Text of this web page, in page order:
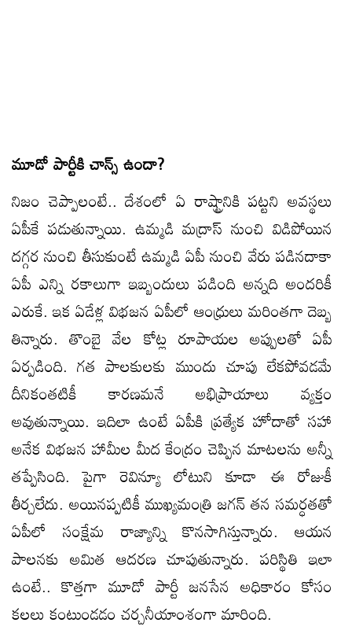
మూడో పార్టీకి చాన్స్ ఉందా?
నిజం చెప్పాలంటే.. దేశంలో ఏ రాష్ట్రానికి పట్టని అవస్థలు
ఏపీకే పడుతున్నాయి. ఉమ్మడి మద్రాస్ నుంచి విడిపోయిన
దగ్గర నుంచి తీసుకుంటే ఉమ్మడి ఏపీ నుంచి వేరు పడినదాకా
ఏపీ ఎన్ని రకాలుగా ఇబ్బందులు పడింది అన్నది అందరికీ
ఎరుకే. ఇక ఏడేళ్ల విభజన ఏపీలో ఆంధ్రులు మరింతగా దెబ్బ
తిన్నారు. తొంబై వేల కోట్ల రూపాయల అప్పులతో ఏపీ
ఏర్పడింది. గ‌త పాల‌కుల‌కు ముందు చూపు లేక‌పోవ‌డ‌మే
దీనికంతటికీ కార‌ణ‌మ‌నే అభిప్రాయాలు వ్య‌క్తం
అవుతున్నాయి. ఇదిలా ఉంటే ఏపీకి ప్రత్యేక హోదాతో సహా
అనేక విభజన హామీల మీద కేంద్రం చెప్పిన మాటలను అన్నీ
తప్పేసింది. పైగా రెవిన్యూ లోటుని కూడా ఈ రోజుకీ
తీర్చలేదు. అయిన‌ప్ప‌టికీ ముఖ్య‌మంత్రి జ‌గ‌న్ త‌న స‌మ‌ర్ధ‌త‌తో
ఏపీలో సంక్షేమ రాజ్యాన్ని కొన‌సాగిస్తున్నారు. ఆయ‌న
పాల‌నకు అమిత ఆద‌ర‌ణ చూపుతున్నారు. ప‌రిస్థితి ఇలా
ఉంటే.. కొత్త‌గా మూడో పార్టీ జ‌న‌సేన అధికారం కోసం
క‌ల‌లు కంటుండ‌డం చ‌ర్చ‌నీయాంశంగా మారింది.